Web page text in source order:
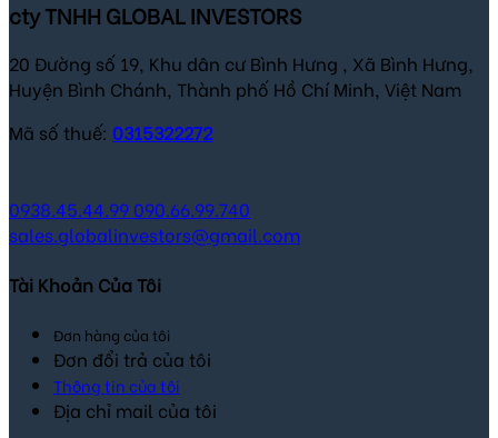
cty TNHH GLOBAL INVESTORS
20 Đường số 19, Khu dân cư Bình Hưng , Xã Bình Hưng,
Huyện Bình Chánh, Thành phố Hồ Chí Minh, Việt Nam
Mã số thuế: 0315322272
0938.45.44.99090.66.99.740
sales.globalinvestors@gmail.com
Tài Khoản Của Tôi
Đơn hàng của tôi
Đơn đổi trả của tôi
Thông tin của tôi
Địa chỉ mail của tôi